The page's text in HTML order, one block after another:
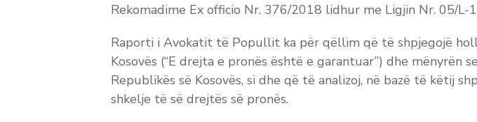
Rekomadime Ex officio Nr. 376/2018 lidhur me Ligjin Nr. 05/L-
Raporti i Avokatit të Popullit ka për qëllim që të shpjegojë
Kosovës (“E drejta e pronës është e garantuar”) dhe
Republikës së Kosovës, si dhe që të analizoj, në bazë të këtij
shkelje të së drejtës së pronës.